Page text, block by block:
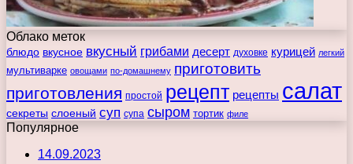
Облако меток
блюдо вкусное вкусный грибами десерт духовке курицей легкий
мультиварке овощами по-домашнему приготовить
приготовления простой рецепт рецепты салат
секреты слоеный суп супа сыром тортик филе
Популярное
14.09.2023